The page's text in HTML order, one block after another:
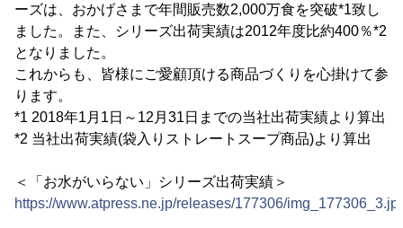
ーズは、おかげさまで年間販売数2,000万食を突破*1致し
ました。また、シリーズ出荷実績は2012年度比約400％*2
となりました。
これからも、皆様にご愛顧頂ける商品づくりを心掛けて参
ります。
*1 2018年1月1日～12月31日までの当社出荷実績より算出
*2 当社出荷実績(袋入りストレートスープ商品)より算出
＜「お水がいらない」シリーズ出荷実績＞
https://www.atpress.ne.jp/releases/177306/